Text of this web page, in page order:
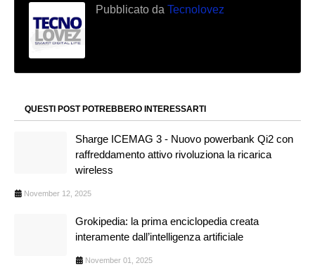
Pubblicato da Tecnolovez
QUESTI POST POTREBBERO INTERESSARTI
Sharge ICEMAG 3 - Nuovo powerbank Qi2 con
raffreddamento attivo rivoluziona la ricarica
wireless
November 12, 2025
Grokipedia: la prima enciclopedia creata
interamente dall’intelligenza artificiale
November 01, 2025